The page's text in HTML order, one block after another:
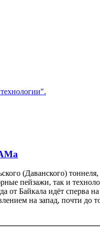
(Даванского)
пейзажи, так и
от Байкала идёт сперва
на запад, почти до